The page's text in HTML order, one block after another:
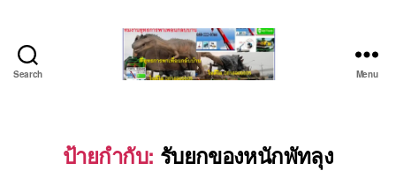
Search
เครื่องจักร
ระยอง
Menu
ป้ายกำกับ: รับยกของหนักพัทลุง